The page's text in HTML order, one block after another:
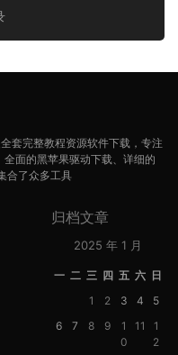
套完整教程资源软件下载，专注
面的黑苹果驱动下载、详细的
合了众多工具
归档文章
2025 年 1 月
一 二 三 四 五 六 日
1
2 3 4
5
6
7 8 9
1
0
11
1
2